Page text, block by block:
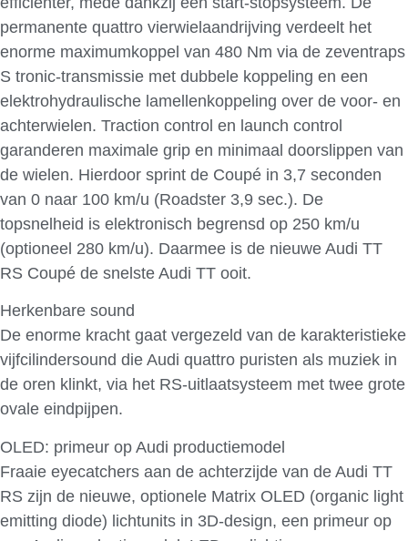
permanente quattro vierwielaandrijving verdeelt het
enorme maximumkoppel van 480 Nm via de zeventraps
S tronic-transmissie met dubbele koppeling en een
elektrohydraulische lamellenkoppeling over de voor- en
achterwielen. Traction control en launch control
garanderen maximale grip en minimaal doorslippen van
de wielen. Hierdoor sprint de Coupé in 3,7 seconden
van 0 naar 100 km/u (Roadster 3,9 sec.). De
topsnelheid is elektronisch begrensd op 250 km/u
(optioneel 280 km/u). Daarmee is de nieuwe Audi TT
RS Coupé de snelste Audi TT ooit.
Herkenbare sound
De enorme kracht gaat vergezeld van de karakteristieke
vijfcilindersound die Audi quattro puristen als muziek in
de oren klinkt, via het RS-uitlaatsysteem met twee grote
ovale eindpijpen.
OLED: primeur op Audi productiemodel
Fraaie eyecatchers aan de achterzijde van de Audi TT
RS zijn de nieuwe, optionele Matrix OLED (organic light
emitting diode) lichtunits in 3D-design, een primeur op